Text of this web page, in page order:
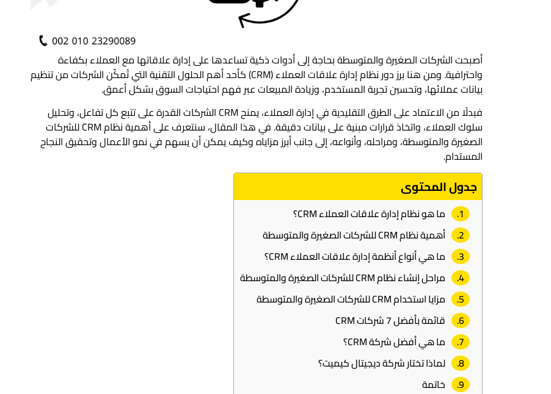
أصبحت الشركات الصغيرة والمتوسطة بحاجة إلى أدوات ذكية تساعدها على إدارة علاقاتها مع العملاء بكفاءة
واحترافية. ومن هنا برز دور نظام إدارة علاقات العملاء (CRM) كأحد أهم الحلول التقنية التي تُمكّن الشركات من تنظيم
بيانات عملائها، وتحسين تجربة المستخدم، وزيادة المبيعات عبر فهم احتياجات السوق بشكل أعمق.
فبدلًا من الاعتماد على الطرق التقليدية في إدارة العملاء، يمنح CRM الشركات القدرة على تتبع كل تفاعل، وتحليل
سلوك العملاء، واتخاذ قرارات مبنية على بيانات دقيقة. في هذا المقال، سنتعرف على أهمية نظام CRM للشركات
الصغيرة والمتوسطة، ومراحله، وأنواعه، إلى جانب أبرز مزاياه وكيف يمكن أن يسهم في نمو الأعمال وتحقيق النجاح
المستدام.
جدول المحتوى
ما هو نظام إدارة علاقات العملاء CRM؟
أهمية نظام CRM للشركات الصغيرة والمتوسطة
ما هي أنواع أنظمة إدارة علاقات العملاء CRM؟
مراحل إنشاء نظام CRM للشركات الصغيرة والمتوسطة
مزايا استخدام CRM للشركات الصغيرة والمتوسطة
قائمة بأفضل 7 شركات CRM
ما هي أفضل شركة CRM؟
لماذا تختار شركة ديجيتال كيميت؟
خاتمة